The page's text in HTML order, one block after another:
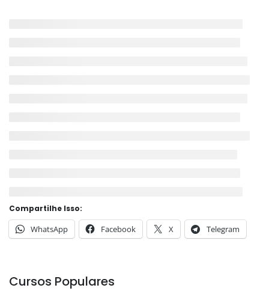
Compartilhe Isso:
WhatsApp Facebook X Telegram
Cursos Populares